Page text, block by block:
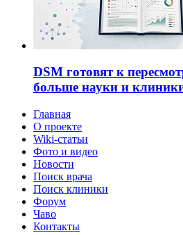
DSM готовят к
больше науки и
Главная
О проекте
Wiki-статьи
Фото и видео
Новости
Поиск врача
Поиск клиники
Форум
Чаво
Контакты